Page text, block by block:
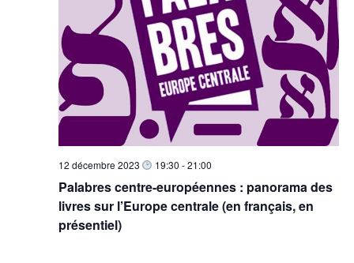
Palabres centre-européennes : panorama des
livres sur l’Europe centrale (en français, en
présentiel)
12 décembre 2023 19:30 -21:00